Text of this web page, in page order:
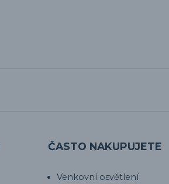
ČASTO NAKUPUJETE
Venkovní osvětlení